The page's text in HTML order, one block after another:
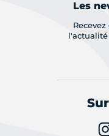
Les